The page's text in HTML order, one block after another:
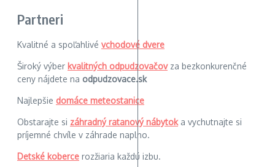
Partneri
Kvalitné a spoľahlivé vchodové dvere
Široký výber kvalitných odpudzovačovza bezkonkurenčné
ceny nájdete na odpudzovace.sk
Najlepšie domáce meteostanice
Obstarajte si záhradný ratanový nábytoka vychutnajte si
príjemné chvíle v záhrade naplno.
Detské koberce rozžiaria každú izbu.